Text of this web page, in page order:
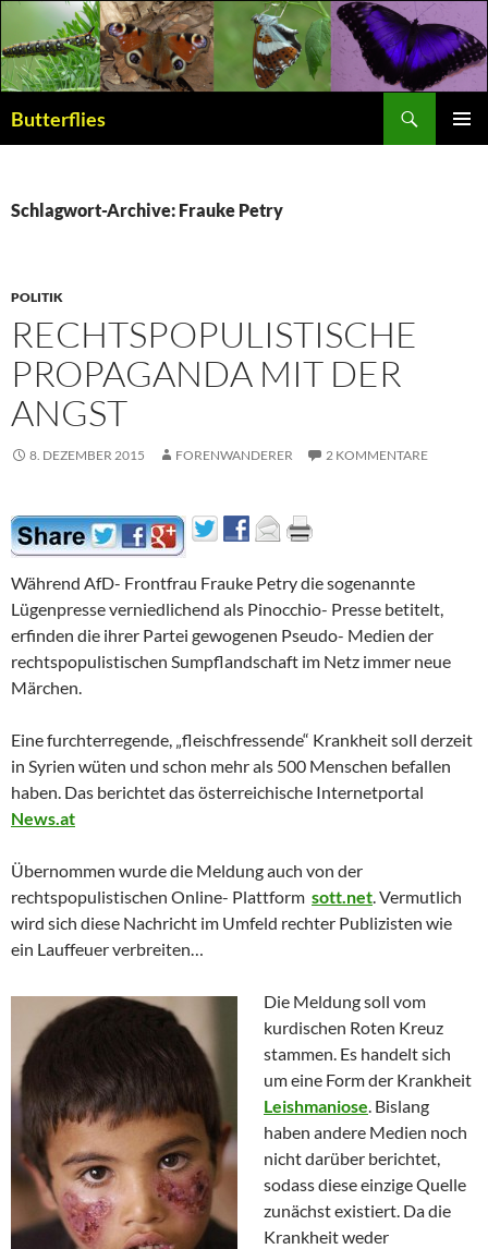
Butterflies
Schlagwort-Archive: Frauke Petry
POLITIK
RECHTSPOPULISTISCHE
PROPAGANDA MIT DER
ANGST
8. DEZEMBER 2015 FORENWANDERER 2 KOMMENTARE
Während AfD- Frontfrau Frauke Petry die sogenannte
Lügenpresse verniedlichend als Pinocchio- Presse betitelt,
erfinden die ihrer Partei gewogenen Pseudo- Medien der
rechtspopulistischen Sumpflandschaft im Netz immer neue
Märchen.
Eine furchterregende, „fleischfressende“ Krankheit soll derzeit
in Syrien wüten und schon mehr als 500 Menschen befallen
haben. Das berichtet das österreichische Internetportal
News.at
Übernommen wurde die Meldung auch von der
rechtspopulistischen Online- Plattform sott.net. Vermutlich
wird sich diese Nachricht im Umfeld rechter Publizisten wie
ein Lauffeuer verbreiten…
Die Meldung soll vom
kurdischen Roten Kreuz
stammen. Es handelt sich
um eine Form der Krankheit
Leishmaniose. Bislang
haben andere Medien noch
nicht darüber berichtet,
sodass diese einzige Quelle
zunächst existiert. Da die
Krankheit weder